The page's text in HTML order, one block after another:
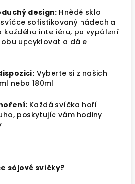
design: Hnědé sklo
sofistikovaný nádech a
každého interiéru, po vypálení
upcyklovat a dále
Vyberte si z našich
nebo 180ml
Každá svíčka hoří
poskytujíc vám hodiny
sójové svíčky?